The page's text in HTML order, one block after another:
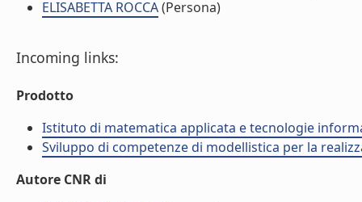
ELISABETTA ROCCA(Persona)
Incoming links:
Prodotto
Istituto di matematica applicata e tecnologie
Sviluppo di competenze di modellistica per la
Autore CNR di